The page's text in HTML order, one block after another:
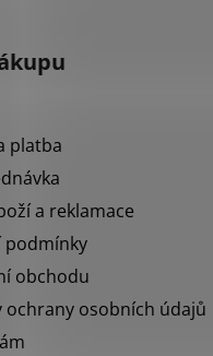
platba
a reklamace
podmínky
obchodu
ochrany osobních údajů